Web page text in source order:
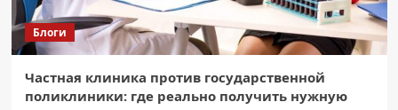
Блоги
Частная клиника против государственной
поликлиники: где реально получить нужную